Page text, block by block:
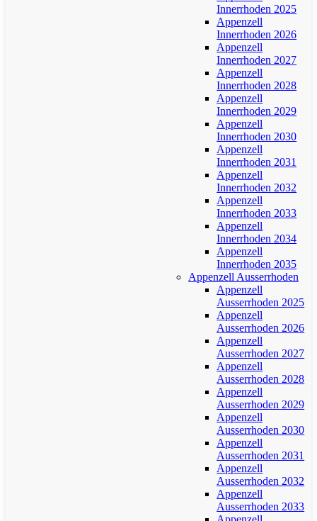
Innerrhoden 2025
Appenzell
Innerrhoden 2026
Appenzell
Innerrhoden 2027
Appenzell
Innerrhoden 2028
Appenzell
Innerrhoden 2029
Appenzell
Innerrhoden 2030
Appenzell
Innerrhoden 2031
Appenzell
Innerrhoden 2032
Appenzell
Innerrhoden 2033
Appenzell
Innerrhoden 2034
Appenzell
Innerrhoden 2035
Appenzell Ausserrhoden
Appenzell
Ausserrhoden 2025
Appenzell
Ausserrhoden 2026
Appenzell
Ausserrhoden 2027
Appenzell
Ausserrhoden 2028
Appenzell
Ausserrhoden 2029
Appenzell
Ausserrhoden 2030
Appenzell
Ausserrhoden 2031
Appenzell
Ausserrhoden 2032
Appenzell
Ausserrhoden 2033